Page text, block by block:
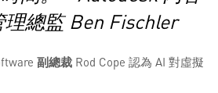
總監 Ben Fischler
副總裁 Rod Cope 認為 AI 對虛擬